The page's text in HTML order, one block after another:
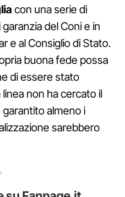
con una serie di
del Coni e in
e al Consiglio di Stato.
buona fede possa
di essere stato
non ha cercato il
almeno i
sarebbero